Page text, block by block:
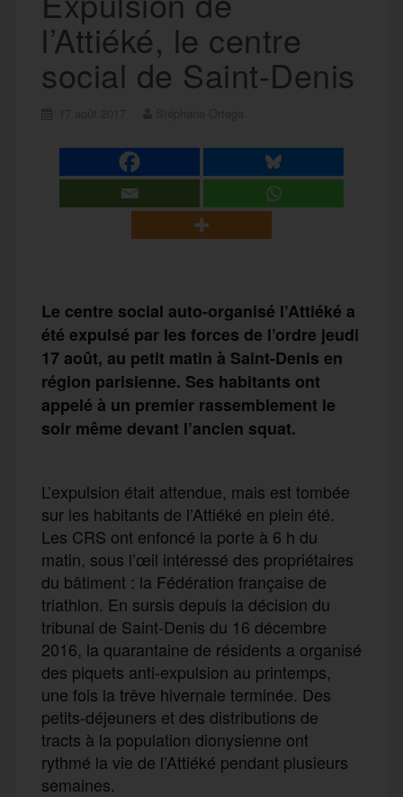
l’Attiéké, le centre
social de Saint-Denis
Le centre social auto-organisé l’Attiéké a
été expulsé par les forces de l’ordre jeudi
17 août, au petit matin à Saint-Denis en
région parisienne. Ses habitants ont
appelé à un premier rassemblement le
soir même devant l’ancien squat.
L’expulsion était attendue, mais est tombée
sur les habitants de l’Attiéké en plein été.
Les CRS ont enfoncé la porte à 6 h du
matin, sous l’œil intéressé des propriétaires
du bâtiment : la Fédération française de
triathlon. En sursis depuis la décision du
tribunal de Saint-Denis du 16 décembre
2016, la quarantaine de résidents a organisé
des piquets anti-expulsion au printemps,
une fois la trêve hivernale terminée. Des
petits-déjeuners et des distributions de
tracts à la population dionysienne ont
rythmé la vie de l’Attiéké pendant plusieurs
semaines.